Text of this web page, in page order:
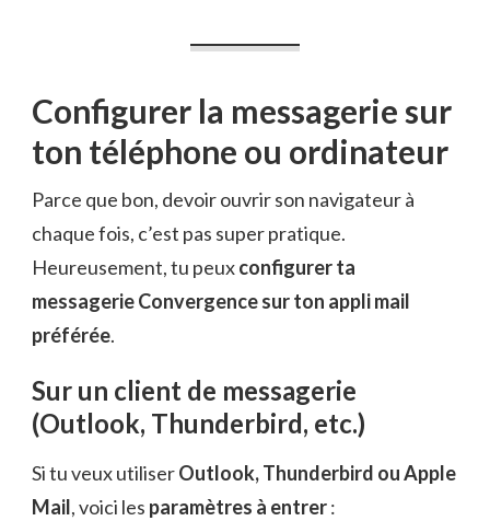
Configurer la messagerie sur
ton téléphone ou ordinateur
Parce que bon, devoir ouvrir son navigateur à
chaque fois, c’est pas super pratique.
Heureusement, tu peuxconfigurer ta
messagerie Convergence sur ton appli mail
préférée.
Sur un client de messagerie
(Outlook, Thunderbird, etc.)
Si tu veux utiliserOutlook, Thunderbird ou Apple
Mail, voici les paramètres à entrer: